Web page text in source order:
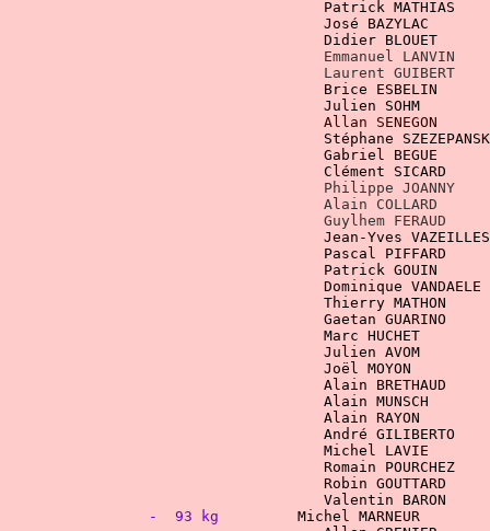
Emmanuel LANVIN
Laurent GUIBERT
Allan SENEGON
Stéphane
Philippe JOANNY
Guylhem FERAUD
Jean-Yves VAZEILLES
Dominique
Thierry MATHON
Gaetan
Alain BRETHAUD
Alain MUNSCH
Alain RAYON
André GILIBERTO
Valentin BARON
-  93 kg